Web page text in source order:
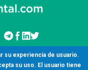
su experiencia de usuario.
su uso. El usuario tiene